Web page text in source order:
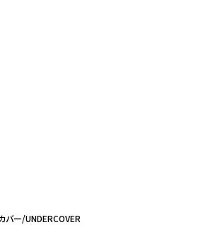
バー/UNDERCOVER